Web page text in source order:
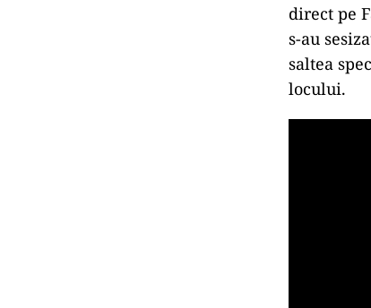
direct pe
s-au
saltea
locului.